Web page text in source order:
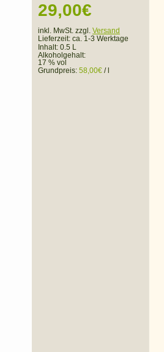
29,00€
inkl. MwSt. zzgl. Versand
Lieferzeit: ca. 1-3 Werktage
Inhalt: 0.5 L
Alkoholgehalt:
17 % vol
Grundpreis: 58,00€ /